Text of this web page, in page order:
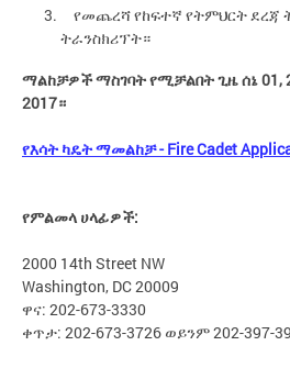
የመጨረሻ የከፍተኛ የትምህርት ደረጃ
ትራንስክሪፕት።
ማልከቻዎች ማስገባት የሚቻልበት ጊዜ ሰኔ 01,
2017።
የእሳት ካዴት ማመልከቻ - Fire Cadet
የምልመላ ሀላፊዎች:
2000 14th Street NW
Washington, DC 20009
ዋና: 202-673-3330
ቀጥታ: 202-673-3726 ወይንም 202-397-